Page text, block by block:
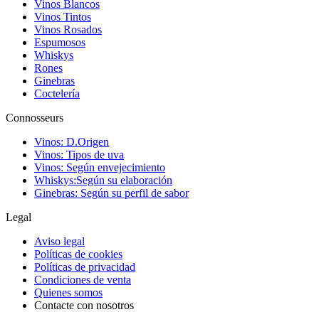
Vinos Blancos
Vinos Tintos
Vinos Rosados
Espumosos
Whiskys
Rones
Ginebras
Coctelería
Connosseurs
Vinos: D.Origen
Vinos: Tipos de uva
Vinos: Según envejecimiento
Whiskys:Según su elaboración
Ginebras: Según su perfil de sabor
Legal
Aviso legal
Políticas de cookies
Políticas de privacidad
Condiciones de venta
Quienes somos
Contacte con nosotros